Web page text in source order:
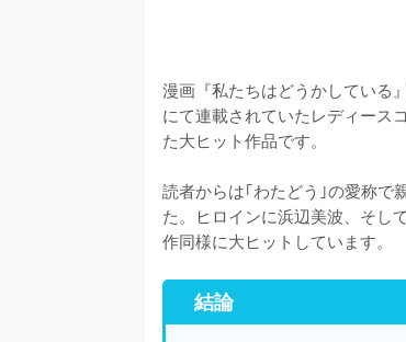
漫画『私たちはどうかしている
にて連載されていたレディース
た大ヒット作品です。
読者からは｢わたどう｣の愛称で
た。ヒロインに浜辺美波、そし
作同様に大ヒットしています。
結論